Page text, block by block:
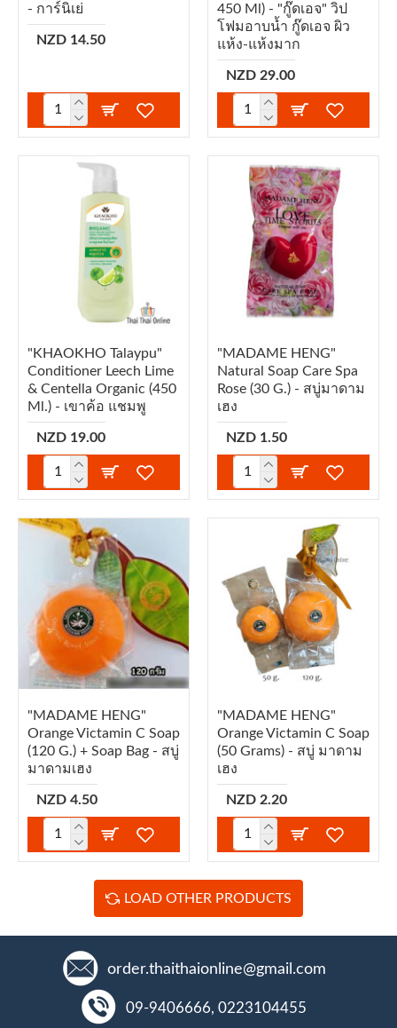
- การ์นิเย่
NZD 14.50
450 Ml) - "กู๊ดเอจ" วิป
โฟมอาบน้ำ กู๊ดเอจ ผิว
แห้ง-แห้งมาก
NZD 29.00
"KHAOKHO Talaypu"
Conditioner Leech Lime
& Centella Organic (450
Ml.) - เขาค้อ แชมพู
NZD 19.00
"MADAME HENG"
Natural Soap Care Spa
Rose (30 G.) - สบู่มาดาม
เฮง
NZD 1.50
"MADAME HENG"
Orange Victamin C Soap
(120 G.) + Soap Bag - สบู่
มาดามเฮง
NZD 4.50
"MADAME HENG"
Orange Victamin C Soap
(50 Grams) - สบู่ มาดาม
เฮง
NZD 2.20
LOAD OTHER PRODUCTS
order.thaithaionline@gmail.com
09-9406666, 0223104455